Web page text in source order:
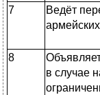
7
Ведёт
8
в случае